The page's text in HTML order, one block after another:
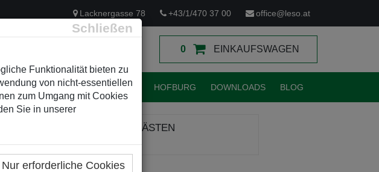
Schließen
Funktionalität bieten zu
von nicht-essentiellen
zum Umgang mit Cookies
Sie in unserer
Nur erforderliche Cookies
Lacknergasse 78 +43/1/470 37 00 office@leso.at
0 EINKAUFSWAGEN
WEIHNACHTSBELEUCHTUNGEN HOFBURG DOWNLOADS BLOG
GFK LEERKÄSTEN